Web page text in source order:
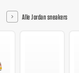
Alle Jordan sneakers